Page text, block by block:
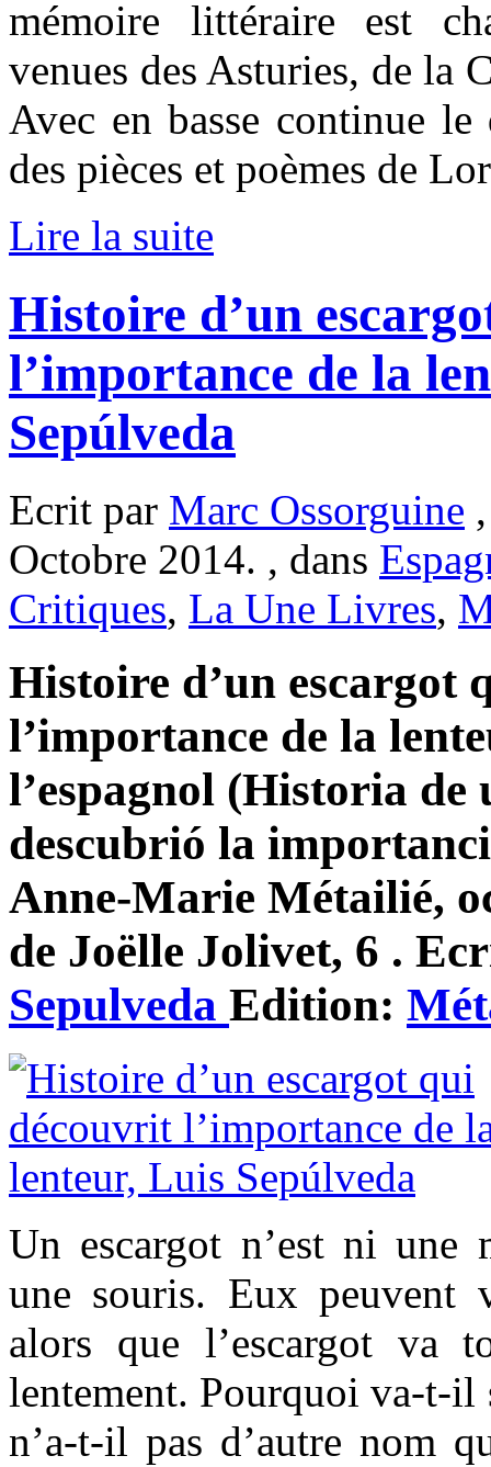
mémoire littéraire est
venues des Asturies, de la
Avec en basse continue
des pièces et poèmes de
Lire la suite
Histoire d’un
l’importance de la
Sepúlveda
Ecrit par Marc Ossorguine
Octobre 2014. , dans
Critiques, La Une Livres,
Histoire d’un escargot
l’importance de la
l’espagnol (Historia de
descubrió la
Anne-Marie Métailié,
de Joëlle Jolivet, 6 .
Sepulveda Edition:
Un escargot n’est ni
une souris. Eux peuvent
alors que l’escargot va
lentement. Pourquoi va-t-il
n’a-t-il pas d’autre nom